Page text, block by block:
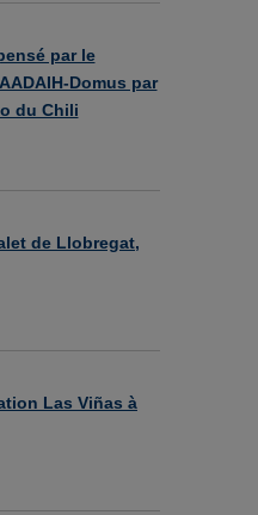
par le
Domus par
du Chili
de Llobregat,
Las Viñas à